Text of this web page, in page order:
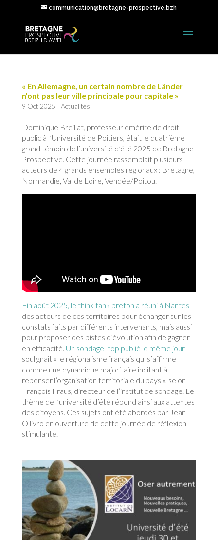
communication@bretagne-prospective.bzh
« En Allemagne, un certain nombre de Länder
n’ont pas leur ville principale pour capitale »
9 Oct 2025 | Actualités
Dominique Breillat, professeur émérite de droit
public à l’Université de Poitiers, était le quatrième
grand témoin de l’université d’été 2025 de Bretagne
Prospective. Cette journée rassemblait plusieurs
acteurs de 4 grands ensembles régionaux : Bretagne,
Normandie, Val de Loire, Vendée/Poitou.
Fin août 2025, le think tank breton a réuni à Nantes
des acteurs de ces territoires pour échanger sur les
constats faits par différents intervenants, mais aussi
pour proposer des pistes d’évolution afin de gagner
en efficacité. Un sondage Ifop publié le même jour
soulignait « le régionalisme français qui s’affirme
comme une dynamique majoritaire incitant à
repenser l’organisation territoriale du pays », selon
François Fraus, directeur de l’institut de sondage. Le
thème de l’université d’été répond ainsi aux attentes
des citoyens. Ces sujets ont été abordés par Jean
Ollivro en ouverture de cette journée de réflexion
stimulante.